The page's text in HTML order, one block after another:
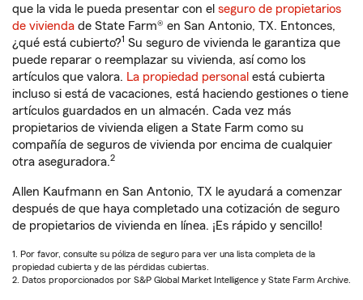
que la vida le pueda presentar con el seguro de propietarios
de vivienda de State Farm® en San Antonio, TX. Entonces,
¿qué está cubierto?1 Su seguro de vivienda le garantiza que
puede reparar o reemplazar su vivienda, así como los
artículos que valora. La propiedad personal está cubierta
incluso si está de vacaciones, está haciendo gestiones o tiene
artículos guardados en un almacén. Cada vez más
propietarios de vivienda eligen a State Farm como su
compañía de seguros de vivienda por encima de cualquier
otra aseguradora.2
Allen Kaufmann en San Antonio, TX le ayudará a comenzar
después de que haya completado una cotización de seguro
de propietarios de vivienda en línea. ¡Es rápido y sencillo!
1. Por favor, consulte su póliza de seguro para ver una lista completa de la
propiedad cubierta y de las pérdidas cubiertas.
2. Datos proporcionados por S&P Global Market Intelligence y State Farm Archive.